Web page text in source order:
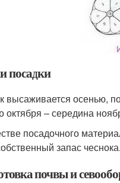
посадки
высаживается осенью,
октября – середина
посадочного
запас чеснока.
почвы и